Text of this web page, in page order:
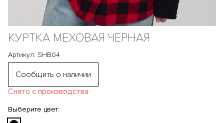
КУРТКА МЕХОВАЯ ЧЕРНАЯ
Артикул: SHB04
Сообщить о наличии
Снято с производства
Выберите цвет: